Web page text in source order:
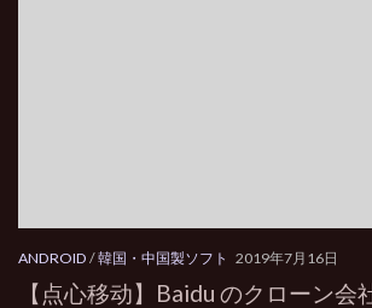
ANDROID /韓国・中国製ソフト 2019年7月16日
【点心移动】Baidu のクローン会